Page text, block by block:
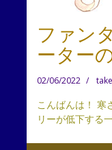
ファン
ーター
02/06/2022
こんばんは！ 寒
リーが低下する